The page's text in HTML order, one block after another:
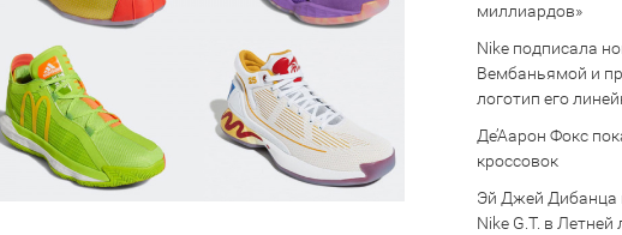
миллиардов»
Nike подписала
Вембаньямой и
логотип его
Де’Аарон Фокс
кроссовок
Эй Джей Дибанца
Nike G.T. в Летней